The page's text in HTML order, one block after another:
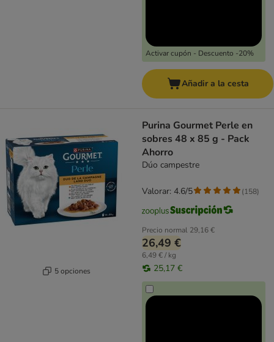
Activar cupón - Descuento -20%
Añadir a la cesta
5 opciones
Purina Gourmet Perle en
sobres 48 x 85 g - Pack
Ahorro
Dúo campestre
Precio normal 29,16 €
26,49 €
6,49 € / kg
25,17 €
Valorar: 4.6/5 (158)